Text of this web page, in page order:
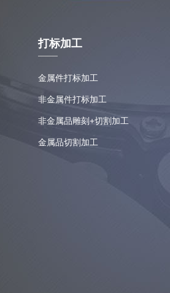
打标加工
金属件打标加工
非金属件打标加工
非金属品雕刻+切割加工
金属品切割加工